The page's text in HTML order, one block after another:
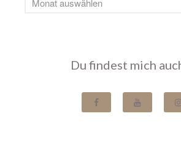
Du findest mich